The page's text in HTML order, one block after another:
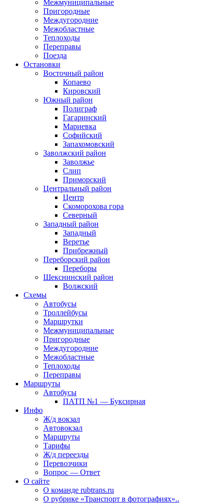
Межмуниципальные
Пригородные
Междугородние
Межобластные
Теплоходы
Переправы
Поезда
Остановки
Восточный район
Копаево
Кировский
Южный район
Полиграф
Гагаринский
Мариевка
Софийский
Запахомовский
Заволжский район
Заволжье
Слип
Приморский
Центральный район
Центр
Скоморохова гора
Северный
Западный район
Западный
Веретье
Прибрежный
Переборский район
Переборы
Шекснинский район
Волжский
Схемы
Автобусы
Троллейбусы
Маршрутки
Межмуниципальные
Пригородные
Междугородние
Межобластные
Теплоходы
Переправы
Маршруты
Автобусы
ПАТП №1 — Буксирная
Инфо
Ж/д вокзал
Автовокзал
Маршруты
Тарифы
Ж/д переезды
Перевозчики
Вопрос — Ответ
О сайте
О команде rubtrans.ru
О рубрике «Транспорт в фотографиях»..